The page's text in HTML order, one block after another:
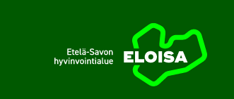
Etusi­vu